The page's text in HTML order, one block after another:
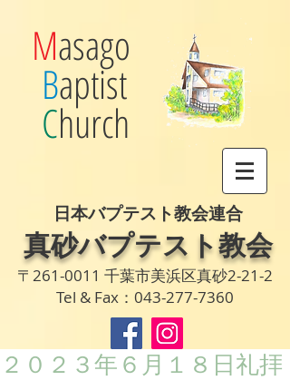
Masago
Baptist
Church
日本バプテスト教会連合
真砂バプテスト教会
〒261-0011 千葉市美浜区真砂2-21-2
Tel & Fax：043-277-7360
２０２３年６月１８日礼拝